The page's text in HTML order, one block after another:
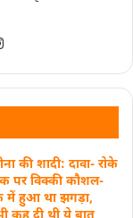
की शादी: दावा- रोके
पर विक्की कौशल-
में हुआ था झगड़ा,